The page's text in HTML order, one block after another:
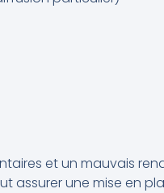
et un mauvais
assurer une mise en